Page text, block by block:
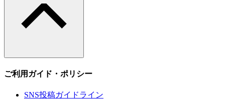
ご利用ガイド・ポリシー
SNS投稿ガイドライン